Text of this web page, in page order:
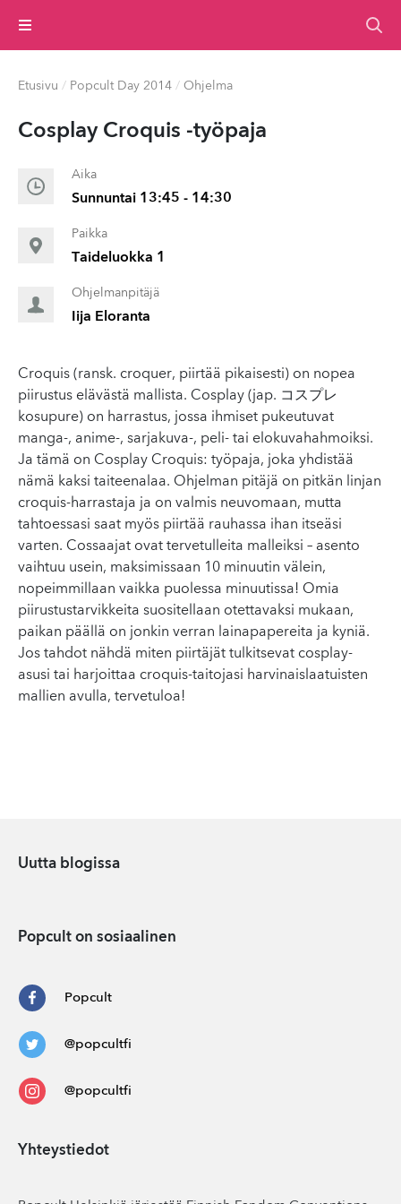
Valikko
Etusivu / Popcult Day 2014 / Ohjelma
Cosplay Croquis -työpaja
Aika
Sunnuntai 13:45 - 14:30
Paikka
Taideluokka 1
Ohjelmanpitäjä
Iija Eloranta
Croquis (ransk. croquer, piirtää pikaisesti) on nopea
piirustus elävästä mallista. Cosplay (jap. コスプレ
kosupure) on harrastus, jossa ihmiset pukeutuvat
manga-, anime-, sarjakuva-, peli- tai elokuvahahmoiksi.
Ja tämä on Cosplay Croquis: työpaja, joka yhdistää
nämä kaksi taiteenalaa. Ohjelman pitäjä on pitkän linjan
croquis-harrastaja ja on valmis neuvomaan, mutta
tahtoessasi saat myös piirtää rauhassa ihan itseäsi
varten. Cossaajat ovat tervetulleita malleiksi – asento
vaihtuu usein, maksimissaan 10 minuutin välein,
nopeimmillaan vaikka puolessa minuutissa! Omia
piirustustarvikkeita suositellaan otettavaksi mukaan,
paikan päällä on jonkin verran lainapapereita ja kyniä.
Jos tahdot nähdä miten piirtäjät tulkitsevat cosplay-
asusi tai harjoittaa croquis-taitojasi harvinaislaatuisten
mallien avulla, tervetuloa!
Uutta blogissa
Popcult on sosiaalinen
Popcult
@popcultfi
@popcultfi
Yhteystiedot